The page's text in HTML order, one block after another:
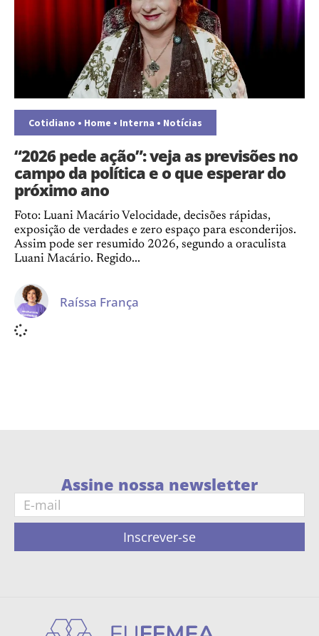
Cotidiano • Home • Interna • Notícias
“2026 pede ação”: veja as previsões no
campo da política e o que esperar do
próximo ano
Foto: Luani Macário Velocidade, decisões rápidas,
exposição de verdades e zero espaço para esconderijos.
Assim pode ser resumido 2026, segundo a oraculista
Luani Macário. Regido...
Raíssa França
Assine nossa newsletter
Inscrever-se